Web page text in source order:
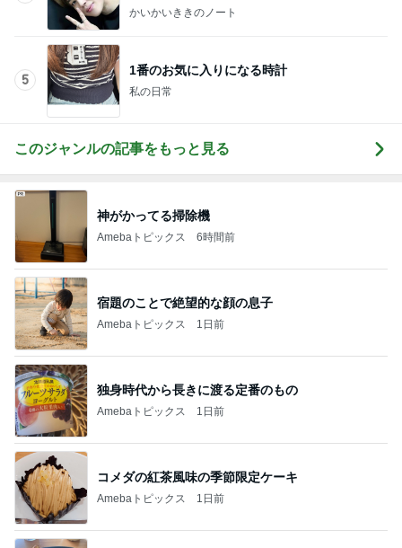
かいかいききのノート
5
1番のお気に入りになる時計
私の日常
このジャンルの記事をもっと見る
神がかってる掃除機
Amebaトピックス 6時間前
宿題のことで絶望的な顔の息子
Amebaトピックス 1日前
独身時代から長きに渡る定番のもの
Amebaトピックス 1日前
コメダの紅茶風味の季節限定ケーキ
Amebaトピックス 1日前